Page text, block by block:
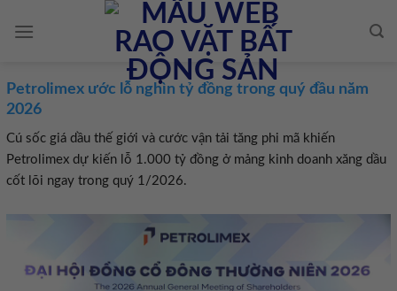
Petrolimex ước lỗ nghìn tỷ đồng trong quý đầu năm
2026
Cú sốc giá dầu thế giới và cước vận tải tăng phi mã khiến
Petrolimex dự kiến lỗ 1.000 tỷ đồng ở mảng kinh doanh xăng dầu
cốt lõi ngay trong quý 1/2026.